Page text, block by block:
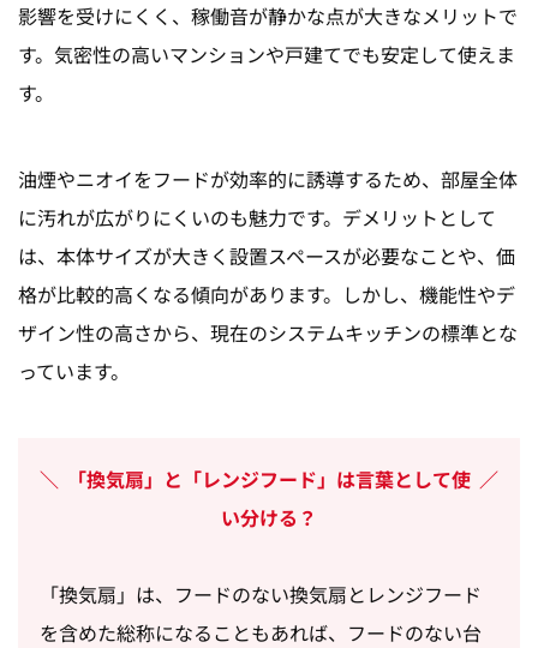
影響を受けにくく、稼働音が静かな点が大きなメリットで
す。気密性の高いマンションや戸建てでも安定して使えま
す。
油煙やニオイをフードが効率的に誘導するため、部屋全体
に汚れが広がりにくいのも魅力です。デメリットとして
は、本体サイズが大きく設置スペースが必要なことや、価
格が比較的高くなる傾向があります。しかし、機能性やデ
ザイン性の高さから、現在のシステムキッチンの標準とな
っています。
「換気扇」と「レンジフード」は言葉として使
い分ける？
「換気扇」は、フードのない換気扇とレンジフード
を含めた総称になることもあれば、フードのない台